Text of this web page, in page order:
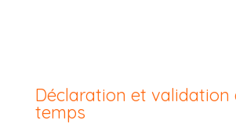
Déclaration et validation
temps